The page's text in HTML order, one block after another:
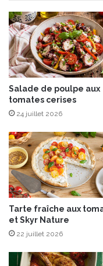
s
s
c
h
i
c
h
e
s
Salade de poulpe aux
tomates cerises
24 juillet 2026
Tarte fraîche aux
et Skyr Nature
22 juillet 2026